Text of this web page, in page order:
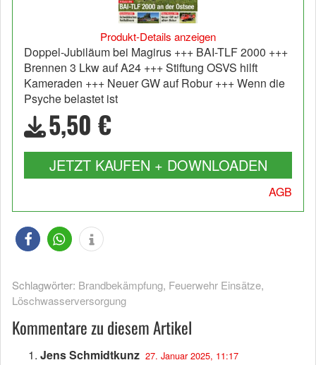
Produkt-Details anzeigen
Doppel-Jubiläum bei Magirus +++ BAI-TLF 2000 +++
Brennen 3 Lkw auf A24 +++ Stiftung OSVS hilft
Kameraden +++ Neuer GW auf Robur +++ Wenn die
Psyche belastet ist
5,50 €
JETZT KAUFEN + DOWNLOADEN
AGB
Schlagwörter: Brandbekämpfung, Feuerwehr Einsätze,
Löschwasserversorgung
Kommentare zu diesem Artikel
Jens Schmidtkunz 27. Januar 2025, 11:17